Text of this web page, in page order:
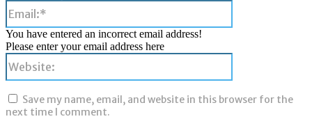
You have entered an incorrect email address!
Please enter your email address here
Save my name, email, and website in this browser for the
next time I comment.